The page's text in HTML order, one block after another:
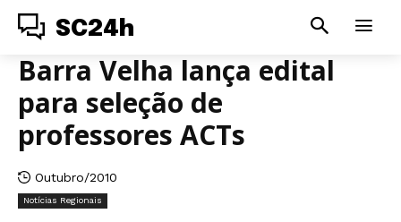
SC24h
Barra Velha lança edital
para seleção de
professores ACTs
Outubro/2010
Notícias Regionais